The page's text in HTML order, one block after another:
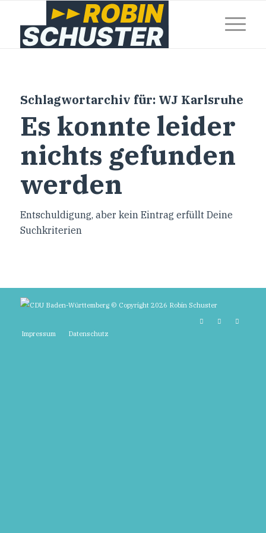
Schlagwortarchiv für: WJ Karlsruhe
Es konnte leider
nichts gefunden
werden
Entschuldigung, aber kein Eintrag erfüllt Deine
Suchkriterien
© Copyright 2026 Robin Schuster
Impressum Datenschutz